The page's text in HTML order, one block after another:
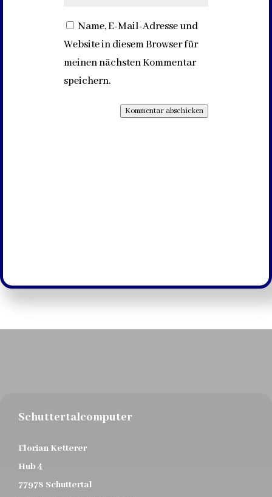
Name, E-Mail-Adresse und
Website in diesem Browser für
meinen nächsten Kommentar
speichern.
Kommentar abschicken
Schuttertalcomputer
Florian Ketterer
Hub 4
77978 Schuttertal